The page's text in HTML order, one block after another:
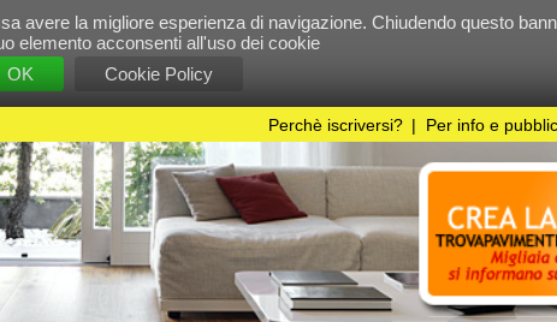
di navigazione. Chiudendo questo banner, scorrendo questa pagina o cliccando
all'uso dei cookie
TUTTA ITALIA